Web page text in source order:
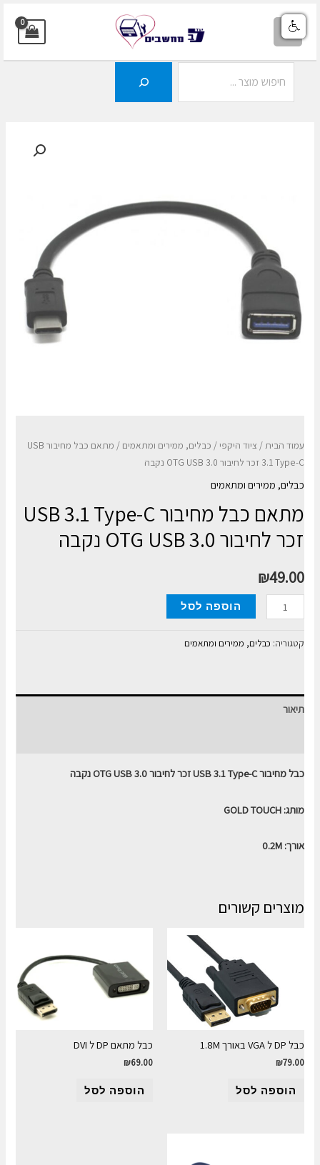
דילוג
לתוכן
MAIN
עמוד הבית/ ציוד היקפי/ כבלים, ממירים ומתאמים
/ מתאם כבל מחיבור USB
3.1 Type-C זכר לחיבור OTG USB 3.0 נקבה
כבלים, ממירים ומתאמים
מתאם כבל מחיבור USB 3.1 Type-C
זכר לחיבור OTG USB 3.0 נקבה
₪49.00
כמות
של
מתאם
USB
זכר
OTG
הוספה לסל
קטגוריה: כבלים, ממירים ומתאמים
תיאור
כבל מחיבור USB 3.1 Type-C זכר לחיבור OTG USB 3.0 נקבה
מותג: GOLD TOUCH
אורך: 0.2M
מוצרים קשורים
כבל DP ל VGA באורך 1.8M
₪79.00
הוספה לסל
כבל מתאם DP ל DVI
₪69.00
הוספה לסל